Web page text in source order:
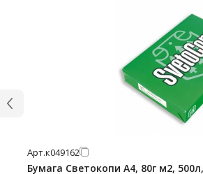
Арт.к049162
Бумага Светокопи А4, 80г м2,